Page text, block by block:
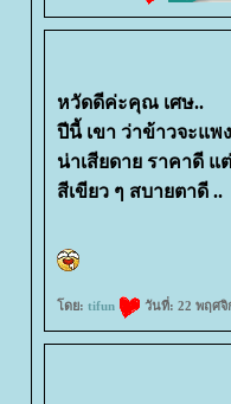
หวัดดีค่ะคุณ เศษ..
ปีนี้ เขา ว่าข้าวจะแพ
น่าเสียดาย ราคาดี แ
สีเขียว ๆ สบายตาดี ..
ดย: tifun วันที่: 22 พฤศจิ